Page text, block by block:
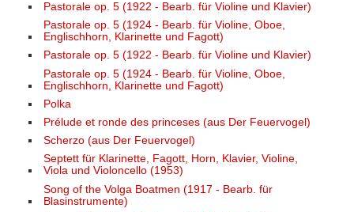
Pastorale op. 5 (1922 - Bearb. für Violine und Klavier)
Pastorale op. 5 (1924 - Bearb. für Violine, Oboe,
Englischhorn, Klarinette und Fagott)
Pastorale op. 5 (1922 - Bearb. für Violine und Klavier)
Pastorale op. 5 (1924 - Bearb. für Violine, Oboe,
Englischhorn, Klarinette und Fagott)
Polka
Prélude et ronde des princeses (aus Der Feuervogel)
Scherzo (aus Der Feuervogel)
Septett für Klarinette, Fagott, Horn, Klavier, Violine,
Viola und Violoncello (1953)
Song of the Volga Boatmen (1917 - Bearb. für
Blasinstrumente)